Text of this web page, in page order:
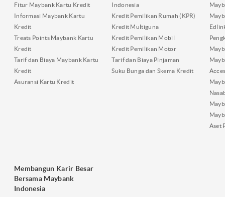
Fitur Maybank Kartu Kredit
Informasi Maybank Kartu
Kredit
Treats Points Maybank Kartu
Kredit
Tarif dan Biaya Maybank Kartu
Kredit
Asuransi Kartu Kredit
Indonesia
Kredit Pemilikan Rumah (KPR)
Kredit Multiguna
Kredit Pemilikan Mobil
Kredit Pemilikan Motor
Tarif dan Biaya Pinjaman
Suku Bunga dan Skema Kredit
Aset
Membangun Karir Besar
Bersama Maybank
Indonesia